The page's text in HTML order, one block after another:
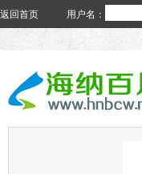
返回首页 用户名：